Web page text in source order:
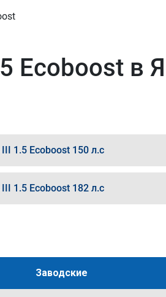
Ecoboost в
1.5 Ecoboost 150 л.с
1.5 Ecoboost 182 л.с
Заводские